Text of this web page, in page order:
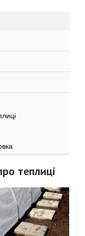
теплиці